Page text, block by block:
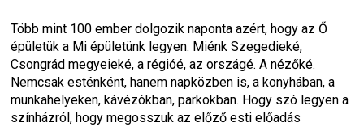
Több mint 100 ember dolgozik naponta azért, hogy az Ő
épületük a Mi épületünk legyen. Miénk Szegedieké,
Csongrád megyeieké, a régióé, az országé. A nézőké.
Nemcsak esténként, hanem napközben is, a konyhában, a
munkahelyeken, kávézókban, parkokban. Hogy szó legyen a
színházról, hogy megosszuk az előző esti előadás